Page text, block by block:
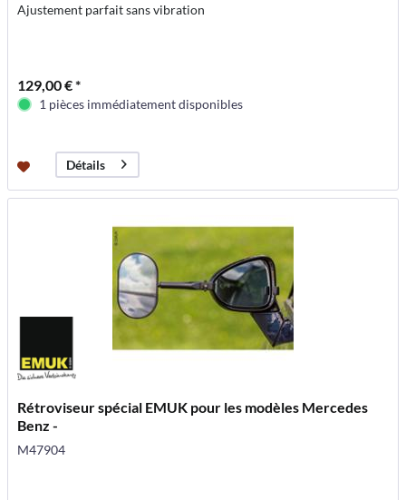
Ajustement parfait sans vibration
129,00 € *
1 pièces immédiatement disponibles
Détails
Rétroviseur spécial EMUK pour les modèles Mercedes
Benz -
M47904